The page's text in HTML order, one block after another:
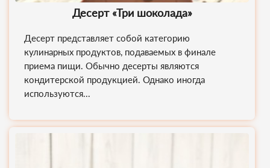
Десерт «Три шоколада»
Десерт представляет собой категорию
кулинарных продуктов, подаваемых в финале
приема пищи. Обычно десерты являются
кондитерской продукцией. Однако иногда
используются...